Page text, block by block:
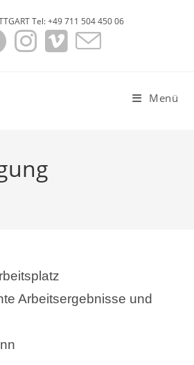
Tel: +49 711 504 450 06
Menü
Arbeitsergebnisse und